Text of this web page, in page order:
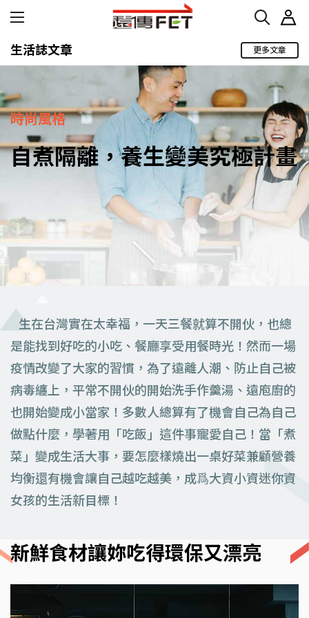
生活誌文章 更多文章
時尚風格
自煮隔離，養生變美究極計畫
生在台灣實在太幸福，一天三餐就算不開伙，也總
是能找到好吃的小吃、餐廳享受用餐時光！然而一場
疫情改變了大家的習慣，為了遠離人潮、防止自己被
病毒纏上，平常不開伙的開始洗手作羹湯、遠庖廚的
也開始變成小當家！多數人總算有了機會自己為自己
做點什麼，學著用「吃飯」這件事寵愛自己！當「煮
菜」變成生活大事，要怎麼樣燒出一桌好菜兼顧營養
均衡還有機會讓自己越吃越美，成爲大資小資迷你資
女孩的生活新目標！
新鮮食材讓妳吃得環保又漂亮